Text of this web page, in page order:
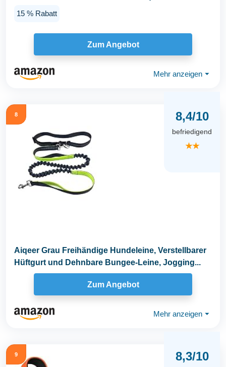
15 % Rabatt
Zum Angebot
Mehr anzeigen ⏷
8 8,4/10
befriedigend
★★
Aiqeer Grau Freihändige Hundeleine, Verstellbarer
Hüftgurt und Dehnbare Bungee-Leine, Jogging...
Zum Angebot
Mehr anzeigen ⏷
9 8,3/10